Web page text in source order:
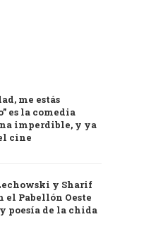
me estás
es la comedia
imperdible, y ya
cine
y Sharif
el Pabellón Oeste
poesía de la chida